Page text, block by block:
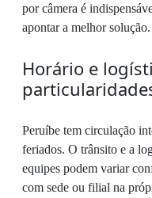
por câmera é
apontar a melhor solução.
Horário e
Peruíbe tem circulação
feriados. O trânsito e a
equipes podem variar
com sede ou filial na